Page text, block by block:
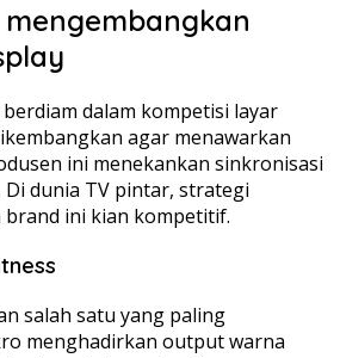
mengembangkan
dalam kompetisi layar
agar menawarkan
ini menekankan sinkronisasi
Di dunia TV pintar, strategi
ini kian kompetitif.
salah satu yang paling
menghadirkan output warna